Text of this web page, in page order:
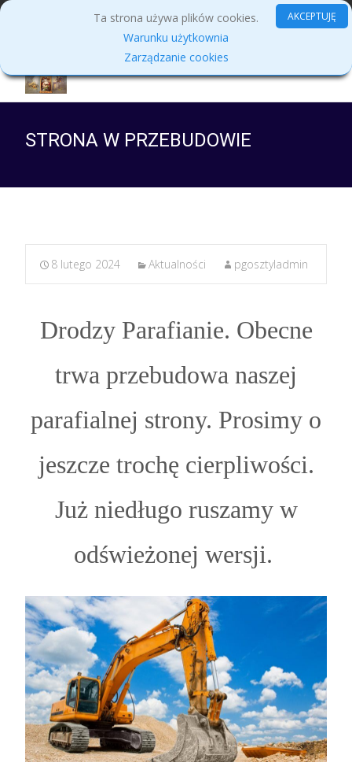
STRONA W PRZEBUDOWIE
8 lutego 2024 Aktualności pgosztyladmin
Drodzy Parafianie. Obecne
trwa przebudowa naszej
parafialnej strony. Prosimy o
jeszcze trochę cierpliwości.
Już niedługo ruszamy w
odświeżonej wersji.
Ta strona używa plików cookies.
Warunku użytkownia
Zarządzanie cookies
AKCEPTUJĘ